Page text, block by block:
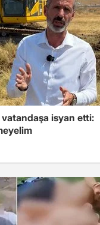
vatandaşa isyan etti: